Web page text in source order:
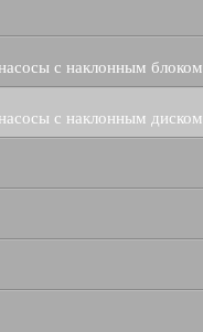
с наклонным блоком
с наклонным диском